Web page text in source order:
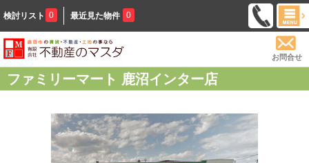
検討リスト 0 最近見た物件 0
お問合せ
ファミリーマート 鹿沼インター店